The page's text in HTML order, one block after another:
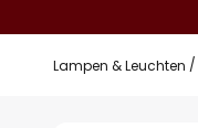
Lampen & Leuchten